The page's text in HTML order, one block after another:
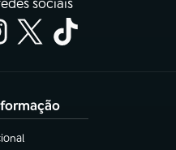
sociais
nova aba)